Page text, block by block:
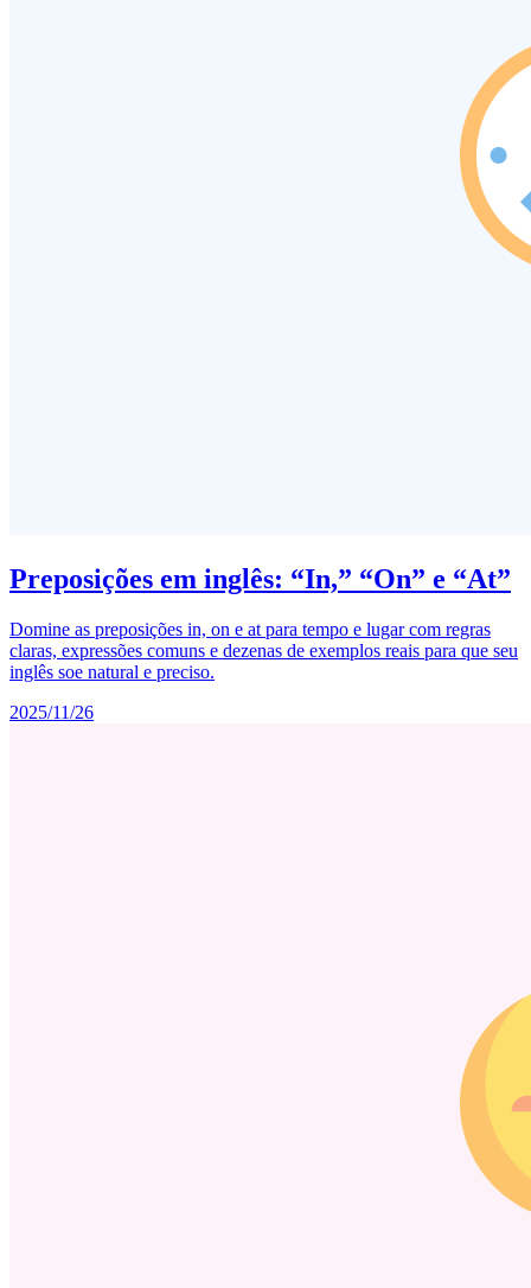
Preposições em inglês: “In,” “On” e “At”
Domine as preposições in, on e at para tempo e lugar com regras
claras, expressões comuns e dezenas de exemplos reais para que seu
inglês soe natural e preciso.
2025/11/26